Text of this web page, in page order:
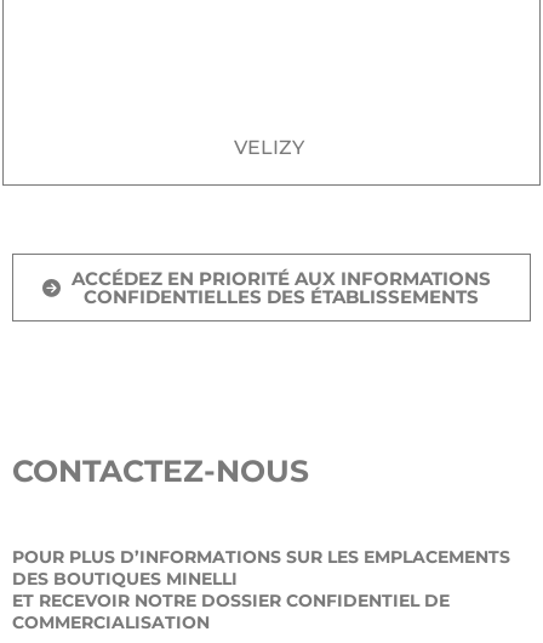
VELIZY
ACCÉDEZ EN PRIORITÉ AUX INFORMATIONS
CONFIDENTIELLES DES ÉTABLISSEMENTS
CONTACTEZ-NOUS
POUR PLUS D’INFORMATIONS SUR LES EMPLACEMENTS
DES BOUTIQUES MINELLI
ET RECEVOIR NOTRE DOSSIER CONFIDENTIEL DE
COMMERCIALISATION